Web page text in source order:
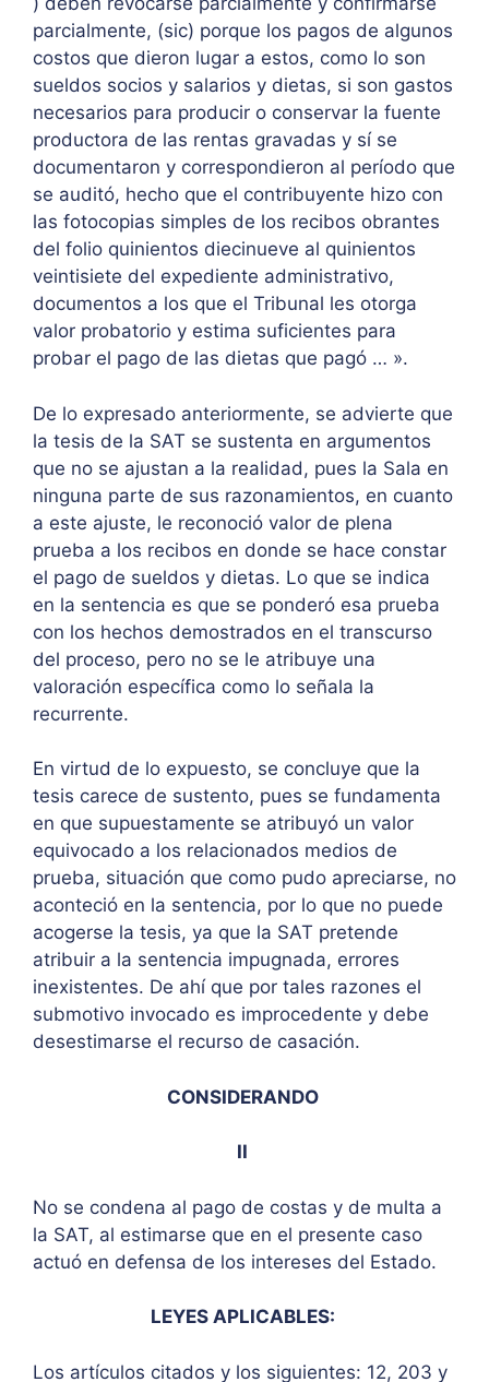
parcialmente, (sic) porque los pagos de algunos
costos que dieron lugar a estos, como lo son
sueldos socios y salarios y dietas, si son gastos
necesarios para producir o conservar la fuente
productora de las rentas gravadas y sí se
documentaron y correspondieron al período que
se auditó, hecho que el contribuyente hizo con
las fotocopias simples de los recibos obrantes
del folio quinientos diecinueve al quinientos
veintisiete del expediente administrativo,
documentos a los que el Tribunal les otorga
valor probatorio y estima suficientes para
probar el pago de las dietas que pagó … ».
De lo expresado anteriormente, se advierte que
la tesis de la SAT se sustenta en argumentos
que no se ajustan a la realidad, pues la Sala en
ninguna parte de sus razonamientos, en cuanto
a este ajuste, le reconoció valor de plena
prueba a los recibos en donde se hace constar
el pago de sueldos y dietas. Lo que se indica
en la sentencia es que se ponderó esa prueba
con los hechos demostrados en el transcurso
del proceso, pero no se le atribuye una
valoración específica como lo señala la
recurrente.
En virtud de lo expuesto, se concluye que la
tesis carece de sustento, pues se fundamenta
en que supuestamente se atribuyó un valor
equivocado a los relacionados medios de
prueba, situación que como pudo apreciarse, no
aconteció en la sentencia, por lo que no puede
acogerse la tesis, ya que la SAT pretende
atribuir a la sentencia impugnada, errores
inexistentes. De ahí que por tales razones el
submotivo invocado es improcedente y debe
desestimarse el recurso de casación.
CONSIDERANDO
II
No se condena al pago de costas y de multa a
la SAT, al estimarse que en el presente caso
actuó en defensa de los intereses del Estado.
LEYES APLICABLES:
Los artículos citados y los siguientes: 12, 203 y